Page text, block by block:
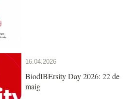
16.04.2026
BiodIBErsity Day 2026: 22 de
maig